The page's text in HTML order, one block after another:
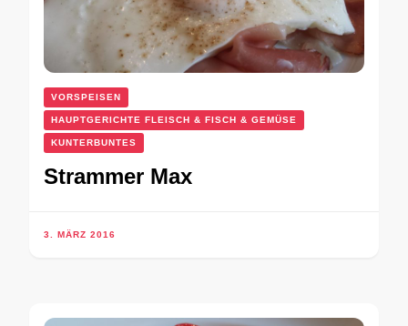
VORSPEISEN
HAUPTGERICHTE FLEISCH & FISCH & GEMÜSE
KUNTERBUNTES
Strammer Max
3. MÄRZ 2016